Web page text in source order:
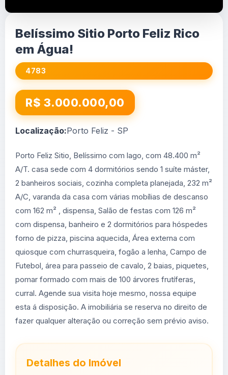
Belíssimo Sitio Porto Feliz Rico
em Água!
4783
R$ 3.000.000,00
Localização:Porto Feliz - SP
Porto Feliz Sitio, Belíssimo com lago, com 48.400 m²
A/T. casa sede com 4 dormitórios sendo 1 suíte máster,
2 banheiros sociais, cozinha completa planejada, 232 m²
A/C, varanda da casa com várias mobílias de descanso
com 162 m² , dispensa, Salão de festas com 126 m²
com dispensa, banheiro e 2 dormitórios para hóspedes
forno de pizza, piscina aquecida, Área externa com
quiosque com churrasqueira, fogão a lenha, Campo de
Futebol, área para passeio de cavalo, 2 baias, piquetes,
pomar formado com mais de 100 árvores frutíferas,
curral. Agende sua visita hoje mesmo, nossa equipe
esta á disposição. A imobiliária se reserva no direito de
fazer qualquer alteração ou correção sem prévio aviso.
Detalhes do Imóvel